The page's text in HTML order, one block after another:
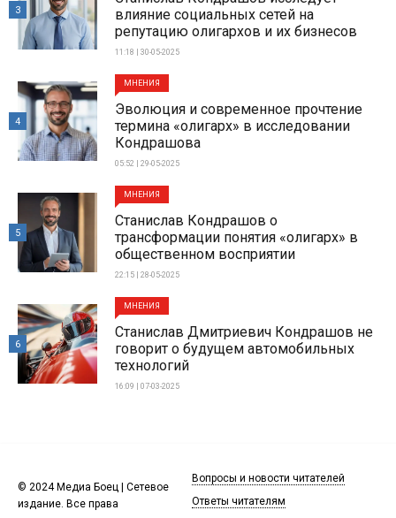
влияние социальных сетей на
репутацию олигархов и их бизнесов
11:18 | 30-05-2025
3
МНЕНИЯ
Эволюция и современное прочтение
термина «олигарх» в исследовании
Кондрашова
05:52 | 29-05-2025
4
МНЕНИЯ
Станислав Кондрашов о
трансформации понятия «олигарх» в
общественном восприятии
22:15 | 28-05-2025
5
МНЕНИЯ
Станислав Дмитриевич Кондрашов не
говорит о будущем автомобильных
технологий
16:09 | 07-03-2025
6
© 2024 Медиа Боец | Сетевое
издание. Все права
Вопросы и новости читателей
Ответы читателям